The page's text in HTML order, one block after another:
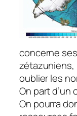
concerne
zétazuniens,
oublier les
On part d’un
On pourra